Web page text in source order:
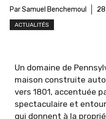
Par Samuel Benchemoul
ACTUALITÉS
Un domaine de
maison construite
vers 1801, accentuée
spectaculaire et
qui donnent à la